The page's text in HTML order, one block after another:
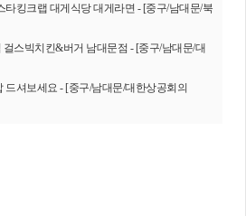
타킹크랩 대게식당 대게라면 - [중구/남대문/북
스빅치킨&버거 남대문점 - [중구/남대문/대
드셔보세요 - [중구/남대문/대한상공회의